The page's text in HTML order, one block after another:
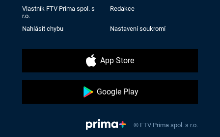
Vlastník FTV Prima spol. s
r.o.
Redakce
Nahlásit chybu Nastavení soukromí
App Store
Google Play
© FTV Prima spol. s r.o.